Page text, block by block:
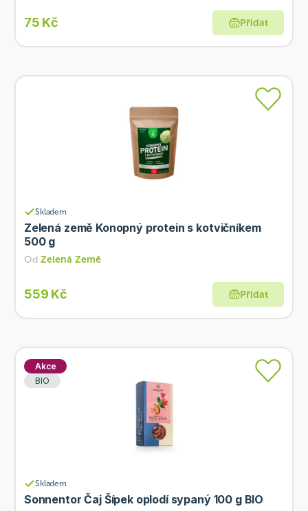
75 Kč Přidat
Skladem
Zelená země Konopný protein s kotvičníkem
500 g
Od Zelená Země
559 Kč Přidat
Akce
BIO
Skladem
Sonnentor Čaj Šípek oplodí sypaný 100 g BIO